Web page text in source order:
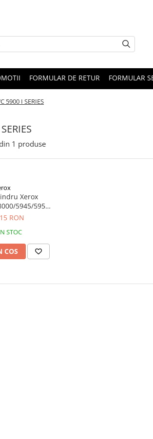
FORMULAR DE RETUR FORMULAR
5900 I SERIES
din 1 produse
Xerox
5945/5955,
(Black),
RON
STOC
COS